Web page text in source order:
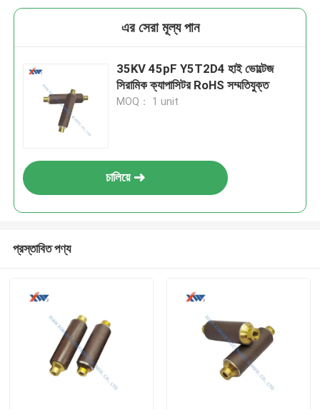
এর সেরা মূল্য পান
35KV 45pF Y5T2D4 হাই ভোল্টেজ
সিরামিক ক্যাপাসিটর RoHS সম্মতিযুক্ত
MOQ： 1 unit
চালিয়ে
প্রস্তাবিত পণ্য